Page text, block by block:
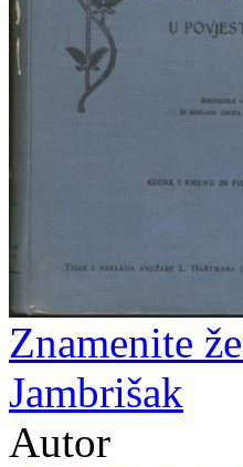
Znamenite
Jambrišak
Autor